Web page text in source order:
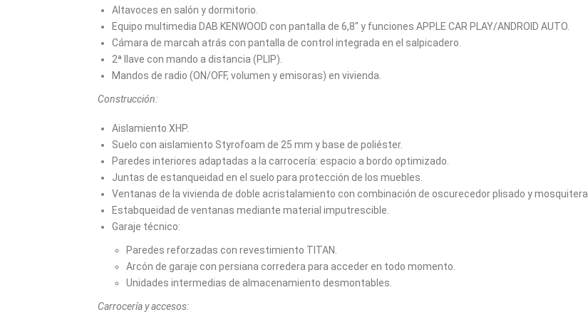
Altavoces en salón y dormitorio.
Equipo multimedia DAB KENWOOD con pantalla de 6,8" y funciones APPLE CAR PLAY/ANDROID AUTO.
Cámara de marcah atrás con pantalla de control integrada en el salpicadero.
2ª llave con mando a distancia (PLIP).
Mandos de radio (ON/OFF, volumen y emisoras) en vivienda.
Construcción:
Aislamiento XHP.
Suelo con aislamiento Styrofoam de 25 mm y base de poliéster.
Paredes interiores adaptadas a la carrocería: espacio a bordo optimizado.
Juntas de estanqueidad en el suelo para protección de los muebles.
Ventanas de la vivienda de doble acristalamiento con combinación de oscurecedor plisado y mosquitera.
Estabqueidad de ventanas mediante material imputrescible.
Garaje técnico:
Paredes reforzadas con revestimiento TITAN.
Arcón de garaje con persiana corredera para acceder en todo momento.
Unidades intermedias de almacenamiento desmontables.
Carrocería y accesos: